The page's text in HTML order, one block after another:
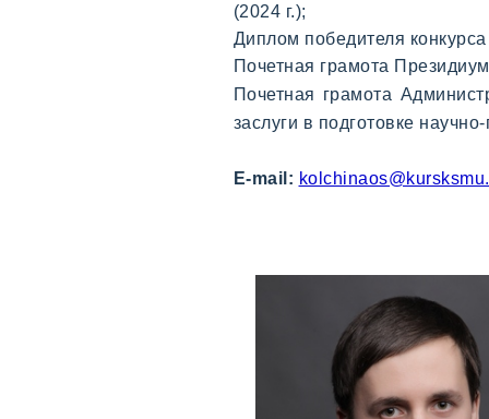
(2024 г.);
Диплом победителя
Почетная грамота
Почетная грамота
заслуги в подготовке
E-mail: